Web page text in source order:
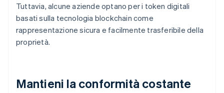
Tuttavia, alcune aziende optano per i token digitali
basati sulla tecnologia blockchain come
rappresentazione sicura e facilmente trasferibile della
proprietà.
Mantieni la conformità costante